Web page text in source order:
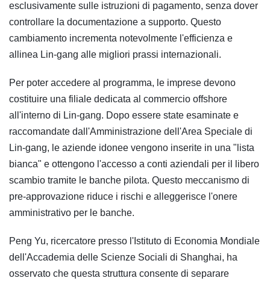
esclusivamente sulle istruzioni di pagamento, senza dover
controllare la documentazione a supporto. Questo
cambiamento incrementa notevolmente l'efficienza e
allinea Lin-gang alle migliori prassi internazionali.
Per poter accedere al programma, le imprese devono
costituire una filiale dedicata al commercio offshore
all'interno di Lin-gang. Dopo essere state esaminate e
raccomandate dall'Amministrazione dell'Area Speciale di
Lin-gang, le aziende idonee vengono inserite in una "lista
bianca" e ottengono l'accesso a conti aziendali per il libero
scambio tramite le banche pilota. Questo meccanismo di
pre-approvazione riduce i rischi e alleggerisce l'onere
amministrativo per le banche.
Peng Yu, ricercatore presso l'Istituto di Economia Mondiale
dell'Accademia delle Scienze Sociali di Shanghai, ha
osservato che questa struttura consente di separare